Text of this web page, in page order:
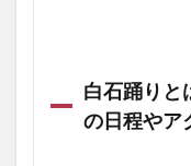
白石踊りと
の日程や